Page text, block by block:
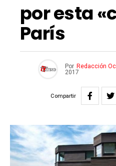
por esta
París
Por Redacción
2017
Compartir